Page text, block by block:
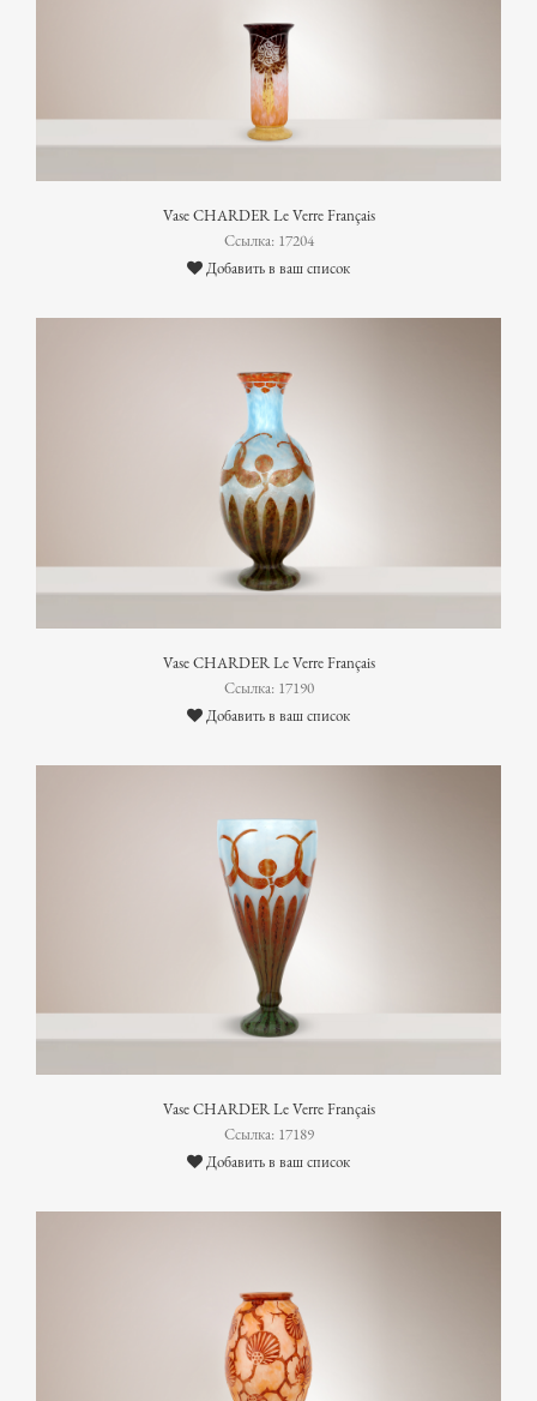
Vase CHARDER Le Verre Français
Ссылка: 17204
Добавить в ваш список
Vase CHARDER Le Verre Français
Ссылка: 17190
Добавить в ваш список
Vase CHARDER Le Verre Français
Ссылка: 17189
Добавить в ваш список